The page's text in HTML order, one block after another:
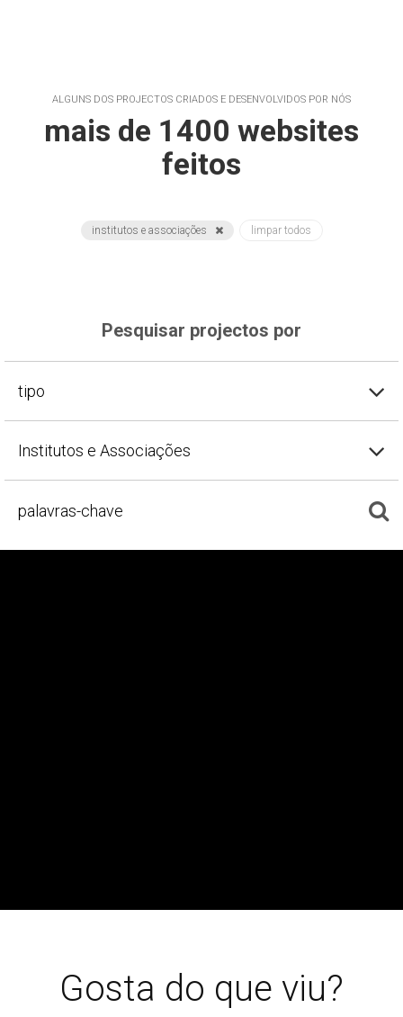
ALGUNS DOS PROJECTOS CRIADOS E DESENVOLVIDOS POR NÓS
mais de 1400 websites
feitos
institutos e associações limpar todos
Pesquisar projectos por
tipo
Institutos e Associações
Gosta do que viu?